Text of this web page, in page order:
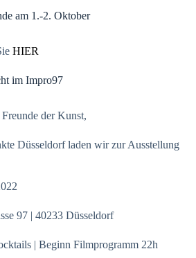
am 1.-2. Oktober
HIER
im Impro97
der Kunst,
Düsseldorf laden wir zur Ausstellung
97 | 40233 Düsseldorf
| Beginn Filmprogramm 22h